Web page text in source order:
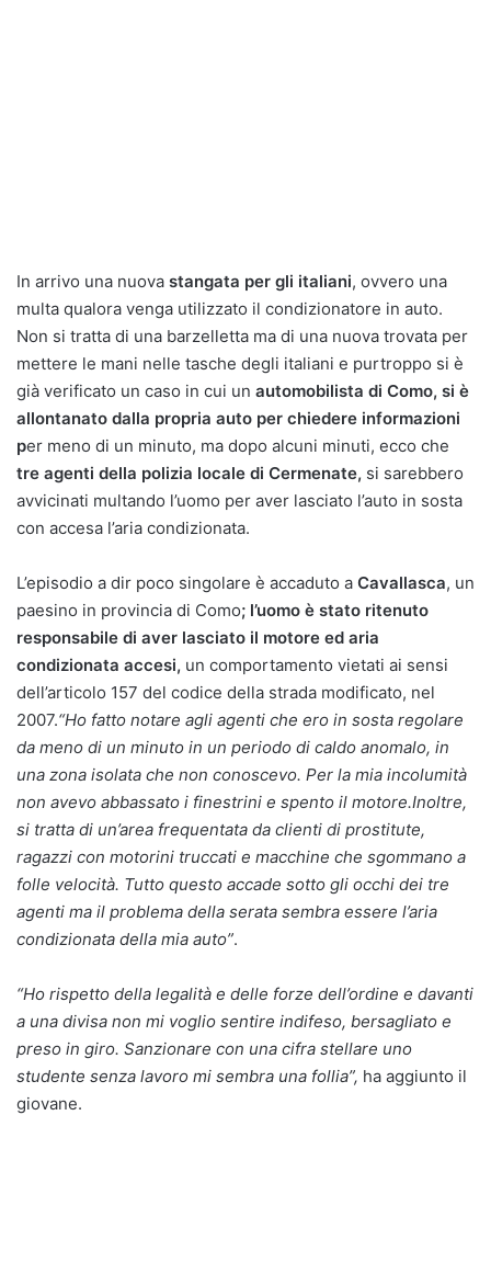
In arrivo una nuova stangata per gli italiani, ovvero una
multa qualora venga utilizzato il condizionatore in auto.
Non si tratta di una barzelletta ma di una nuova trovata per
mettere le mani nelle tasche degli italiani e purtroppo si è
già verificato un caso in cui un automobilista di Como, si è
allontanato dalla propria auto per chiedere informazioni
per meno di un minuto, ma dopo alcuni minuti, ecco che
tre agenti della polizia locale di Cermenate, si sarebbero
avvicinati multando l’uomo per aver lasciato l’auto in sosta
con accesa l’aria condizionata.
L’episodio a dir poco singolare è accaduto a Cavallasca, un
paesino in provincia di Como; l’uomo è stato ritenuto
responsabile di aver lasciato il motore ed aria
condizionata accesi, un comportamento vietati ai sensi
dell’articolo 157 del codice della strada modificato, nel
2007.“Ho fatto notare agli agenti che ero in sosta regolare
da meno di un minuto in un periodo di caldo anomalo, in
una zona isolata che non conoscevo. Per la mia incolumità
non avevo abbassato i finestrini e spento il motore.Inoltre,
si tratta di un’area frequentata da clienti di prostitute,
ragazzi con motorini truccati e macchine che sgommano a
folle velocità. Tutto questo accade sotto gli occhi dei tre
agenti ma il problema della serata sembra essere l’aria
condizionata della mia auto”.
“Ho rispetto della legalità e delle forze dell’ordine e davanti
a una divisa non mi voglio sentire indifeso, bersagliato e
preso in giro. Sanzionare con una cifra stellare uno
studente senza lavoro mi sembra una follia”, ha aggiunto il
giovane.